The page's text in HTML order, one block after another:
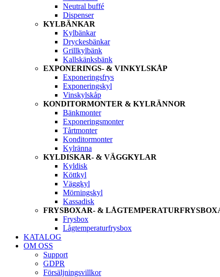
Neutral buffé
Dispenser
KYLBÄNKAR
Kylbänkar
Dryckesbänkar
Grillkylbänk
Kallskänksbänk
EXPONERINGS- & VINKYLSKÅP
Exponeringsfrys
Exponeringskyl
Vinskylskåp
KONDITORMONTER & KYLRÄNNOR
Bänkmonter
Exponeringsmonter
Tårtmonter
Konditormonter
Kylränna
KYLDISKAR- & VÄGGKYLAR
Kyldisk
Köttkyl
Väggkyl
Mörningskyl
Kassadisk
FRYSBOXAR- &
Frysbox
Lågtemperaturfrysbox
KATALOG
OM OSS
Support
GDPR
Försäljningsvillkor